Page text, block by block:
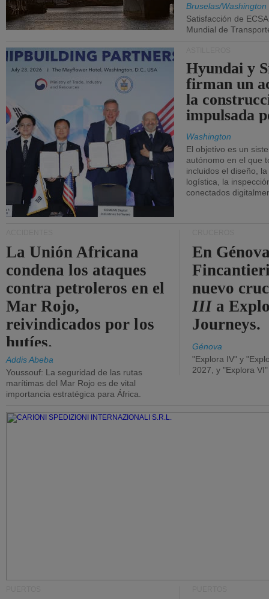
Bruselas/Washington
Satisfacción de
Mundial de
Hyundai y
firman un
la
impulsada
Washington
El objetivo es un
autónomo en el que
incluidos el diseño,
logística, la
conectados
La Unión Africana
condena los ataques
contra petroleros en el
Mar Rojo,
reivindicados por los
hutíes.
Addis Abeba
Youssouf: La seguridad de las rutas
marítimas del Mar Rojo es de vital
importancia estratégica para África.
En
nuevo
III a
Journeys.
Génova
"Explora IV" y
2027, y "Explora